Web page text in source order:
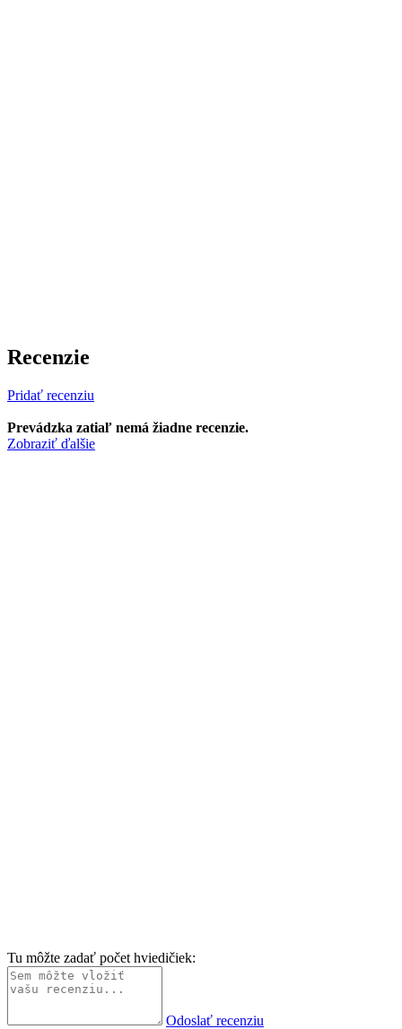
Recenzie
Pridať recenziu
Prevádzka zatiaľ nemá žiadne recenzie.
Zobraziť ďalšie
Tu môžte zadať počet hviedičiek:
Odoslať recenziu